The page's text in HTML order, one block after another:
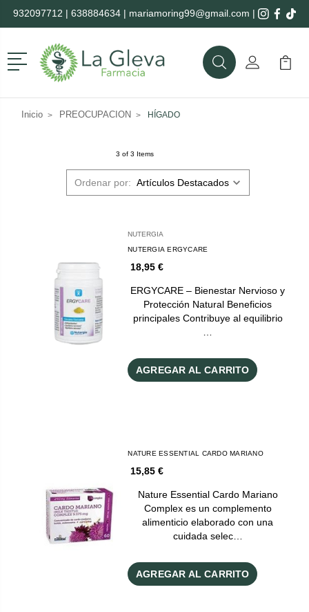
932097712 | 638884634| mariamoring99@gmail.com |
Menú
BuscarMi Cuenta
Mi
Inicio PREOCUPACION HÍGADO
3 of 3 Items
Ordenar por:
NUTERGIA
NUTERGIA ERGYCARE
18,95 €
ERGYCARE – Bienestar Nervioso y
Protección Natural Beneficios
principales Contribuye al equilibrio
AGREGAR AL CARRITO
NATURE ESSENTIAL CARDO MARIANO
15,85 €
Nature Essential Cardo Mariano
Complex es un complemento
alimenticio elaborado con una
cuidada selec…
AGREGAR AL CARRITO